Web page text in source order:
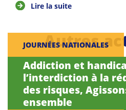
Lire la suite
Autres
JOURNÉES NATIONALES
Addiction et
l’interdiction à la
des risques,
ensemble